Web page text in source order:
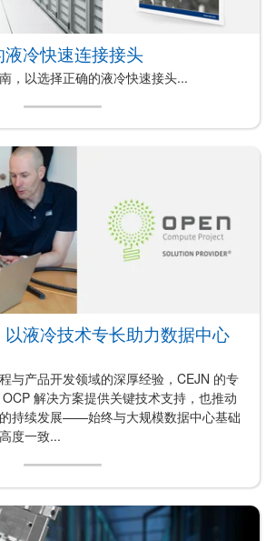
冷快速连接接头
，以选择正确的液冷快速接头...
液冷技术专长助力数据中心
与产品开发领域的深厚经验，CEJN 的专
解决方案提供关键技术支持，也推动
持续发展——始终与大规模数据中心基础
度一致...